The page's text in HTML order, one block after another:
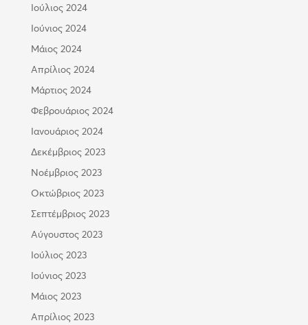
Ιούλιος 2024
Ιούνιος 2024
Μάιος 2024
Απρίλιος 2024
Μάρτιος 2024
Φεβρουάριος 2024
Ιανουάριος 2024
Δεκέμβριος 2023
Νοέμβριος 2023
Οκτώβριος 2023
Σεπτέμβριος 2023
Αύγουστος 2023
Ιούλιος 2023
Ιούνιος 2023
Μάιος 2023
Απρίλιος 2023